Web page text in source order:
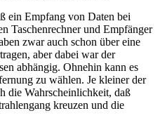
ein Empfang von Daten bei
Taschenrechner und Empfänger
zwar auch schon über eine
aber dabei war der
abhängig. Ohnehin kann es
zu wählen. Je kleiner der
die Wahrscheinlichkeit, daß
kreuzen und die